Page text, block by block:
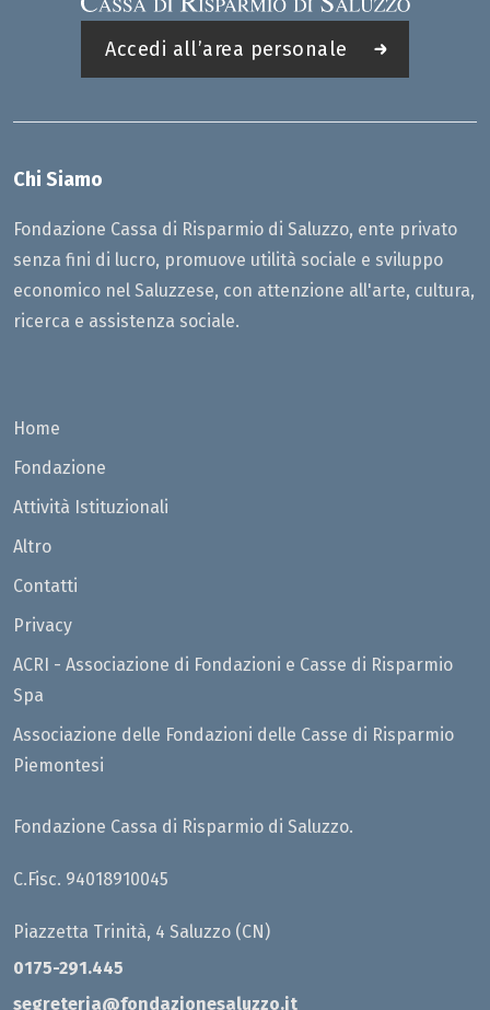
Accedi all’area personale
Chi Siamo
Fondazione Cassa di Risparmio di Saluzzo, ente privato
senza fini di lucro, promuove utilità sociale e sviluppo
economico nel Saluzzese, con attenzione all'arte, cultura,
ricerca e assistenza sociale.
Home
Fondazione
Attività Istituzionali
Altro
Contatti
Privacy
ACRI - Associazione di Fondazioni e Casse di Risparmio
Spa
Associazione delle Fondazioni delle Casse di Risparmio
Piemontesi
Fondazione Cassa di Risparmio di Saluzzo.
C.Fisc. 94018910045
Piazzetta Trinità, 4 Saluzzo (CN)
0175-291.445
segreteria@fondazionesaluzzo.it